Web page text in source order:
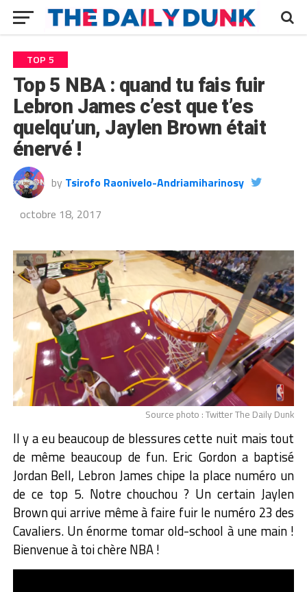
TOP 5
Top 5 NBA : quand tu fais fuir
Lebron James c’est que t’es
quelqu’un, Jaylen Brown était
énervé !
by Tsirofo Raonivelo-Andriamiharinosy
octobre 18, 2017
Source photo : Twitter The Daily Dunk
Il y a eu beaucoup de blessures cette nuit mais tout
de même beaucoup de fun. Eric Gordon a baptisé
Jordan Bell, Lebron James chipe la place numéro un
de ce top 5. Notre chouchou ? Un certain Jaylen
Brown qui arrive même à faire fuir le numéro 23 des
Cavaliers. Un énorme tomar old-school à une main !
Bienvenue à toi chère NBA !